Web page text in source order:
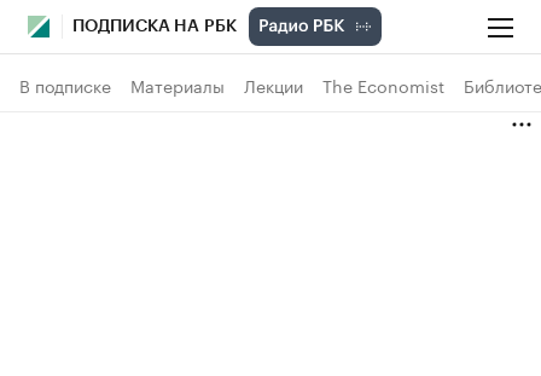
ПОДПИСКА НА РБК
В подписке Материалы Лекции The Economist